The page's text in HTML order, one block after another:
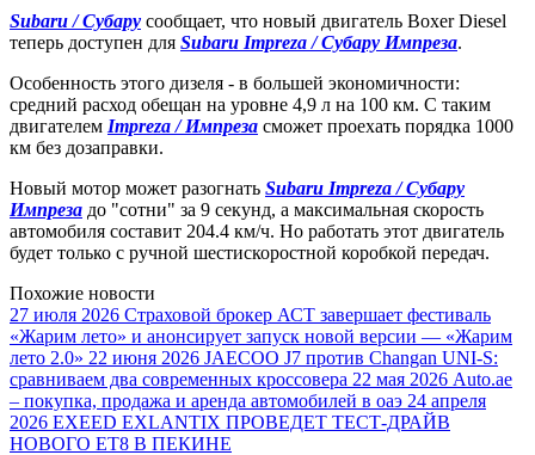
Subaru / Субару сообщает, что новый двигатель Boxer Diesel
теперь доступен для Subaru Impreza / Субару Импреза.
Особенность этого дизеля - в большей экономичности:
средний расход обещан на уровне 4,9 л на 100 км. С таким
двигателем Impreza / Импреза сможет проехать порядка 1000
км без дозаправки.
Новый мотор может разогнать Subaru Impreza / Субару
Импреза до "сотни" за 9 секунд, а максимальная скорость
автомобиля составит 204.4 км/ч. Но работать этот двигатель
будет только с ручной шестискоростной коробкой передач.
Похожие новости
27 июля 2026 Страховой брокер АСТ завершает фестиваль
«Жарим лето» и анонсирует запуск новой версии — «Жарим
лето 2.0» 22 июня 2026 JAECOO J7 против Changan UNI-S:
сравниваем два современных кроссовера 22 мая 2026 Auto.ae
– покупка, продажа и аренда автомобилей в оаэ 24 апреля
2026 EXEED EXLANTIX ПРОВЕДЕТ ТЕСТ-ДРАЙВ
НОВОГО ET8 В ПЕКИНЕ